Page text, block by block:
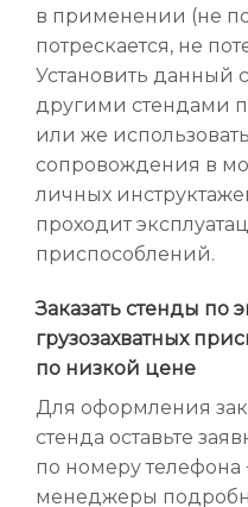
в применении (не
потрескается, не
Установить данный
другими стендами
или же
сопровождения в
личных
проходит
приспособлений.
Заказать стенды по
грузозахватных
по низкой цене
Для оформления
стенда оставьте
по номеру телефона
менеджеры